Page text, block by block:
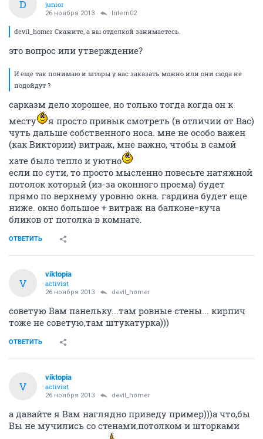
D
junior
26 ноября 2013 Intern02
devil_homer Скажите, а вы отделкой занимаетесь.
это вопрос или утверждение?
И еще так понимаю и шторы у вас заказать можно или они сюда не
подойдут ?
сарказм дело хорошее, но только тогда когда он к
месту
я просто привык смотреть (в отличии от Вас)
чуть дальше собственного носа. мне не особо важен
(как Виктории) витраж, мне важно, чтобы в самой
хате было тепло и уютно
если по сути, то просто мысленно повесьте натяжной
потолок который (из-за оконного проема) будет
прямо по верхнему уровню окна. гардина будет еще
ниже. окно большое + витраж на балконе=куча
бликов от потолка в комнате.
ОТВЕТИТЬ
V
viktopia
activist
26 ноября 2013 devil_homer
советую Вам панельку...там ровные стены... кирпич
тоже не советую,там штукатурка)))
ОТВЕТИТЬ
V
viktopia
activist
26 ноября 2013 devil_homer
а давайте я Вам наглядно приведу пример)))а что,бы
Вы не мучились со стенами,потолком и шторками